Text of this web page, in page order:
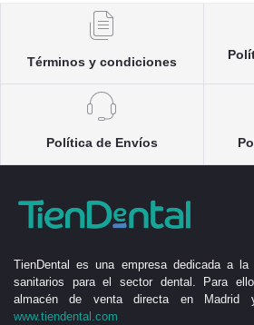
Términos y condiciones
Política de Envíos
TienDental es una empresa dedicada a la
sanitarios para el sector dental. Para
almacén de venta directa en Madrid
www.tiendental.com